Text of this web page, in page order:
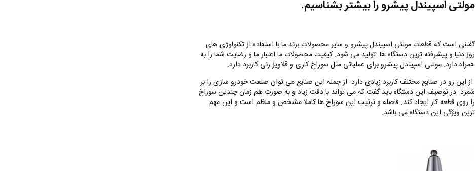
مولتی اسپیندل پیشرو را بیشتر بشناسیم.
گفتنی است که قطعات مولتی اسپیندل پیشرو و سایر محصولات برند ما با استفاده از تکنولوژی های
روز دنیا و پیشرفته ترین دستگاه ها تولید می شود. کیفیت محصولات ما اعتبار ما و رضایت شما را به
همراه دارد. مولتی اسپیندل پیشرو برای عملیاتی مثل سوراخ کاری و قلاویز زنی کاربرد دارد.
از این رو در صنایع مختلف کاربرد زیادی دارد. از جمله این صنایع می توان صنعت خودرو سازی را بر
شمرد. در توصیف این دستگاه باید گفت که می تواند با دقت زیاد و به صورت هم‌ زمان چندین سوراخ
را روی قطعه کار ایجاد کند‌. فاصله و ترتیب این سوراخ ها کاملا مشخص و منظم است و این مهم
ترین ویژگی این دستگاه می باشد.